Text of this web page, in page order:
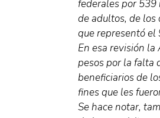
federales por 539
de adultos, de los
que representó el
En esa revisión
pesos por la falta
beneficiarios de
fines que les
Se hace notar,